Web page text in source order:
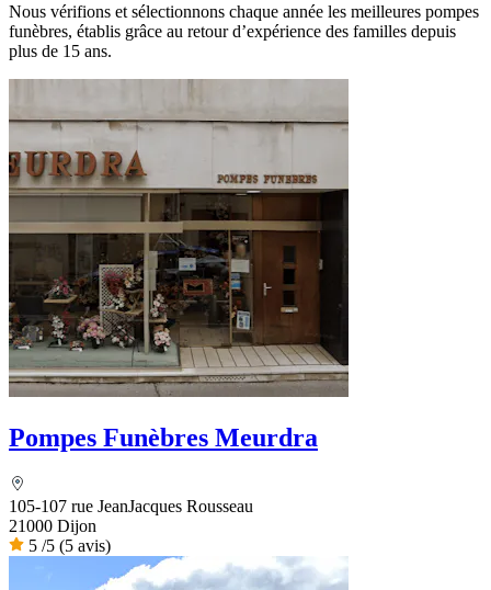
Nous vérifions et sélectionnons chaque année les meilleures pompes
funèbres, établis grâce au retour d’expérience des familles depuis
plus de 15 ans.
Pompes Funèbres Meurdra
105-107 rue JeanJacques Rousseau
21000 Dijon
5 /5 (5 avis)